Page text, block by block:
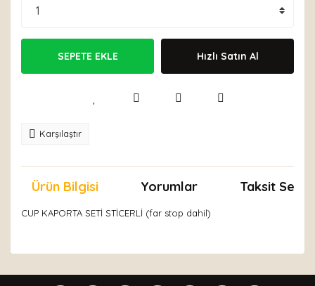
SEPETE EKLE Hızlı Satın Al
Karşılaştır
Ürün Bilgisi Yorumlar Taksit
CUP KAPORTA SETİ STİCERLİ (far stop dahil)
formunu kullanarak tarafımıza iletebilirsiniz.